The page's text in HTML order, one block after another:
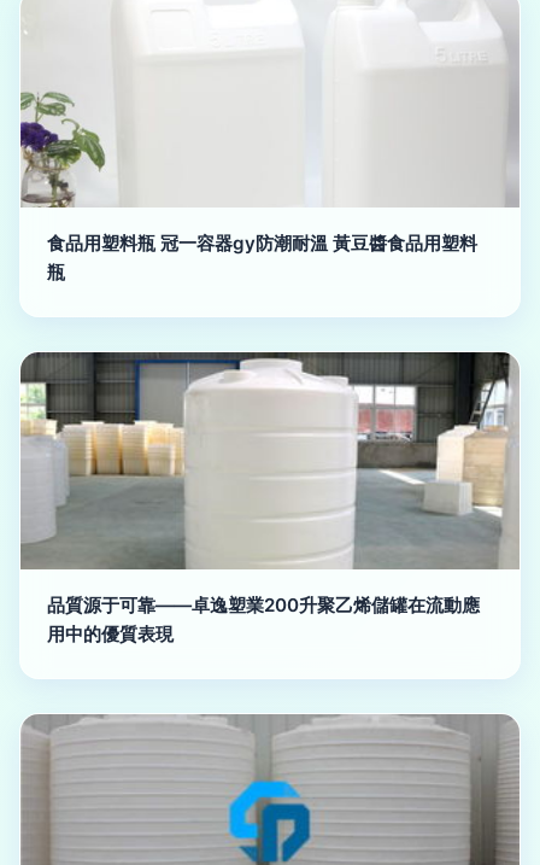
食品用塑料瓶 冠一容器gy防潮耐溫 黃豆醬食品用塑料
瓶
品質源于可靠——卓逸塑業200升聚乙烯儲罐在流動應
用中的優質表現